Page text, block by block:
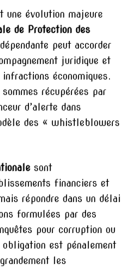
une évolution majeure
de Protection des
peut accorder
juridique et
économiques.
récupérées par
d’alerte dans
des « whistleblowers
sont
financiers et
répondre dans un délai
formulées par des
pour corruption ou
est pénalement
les